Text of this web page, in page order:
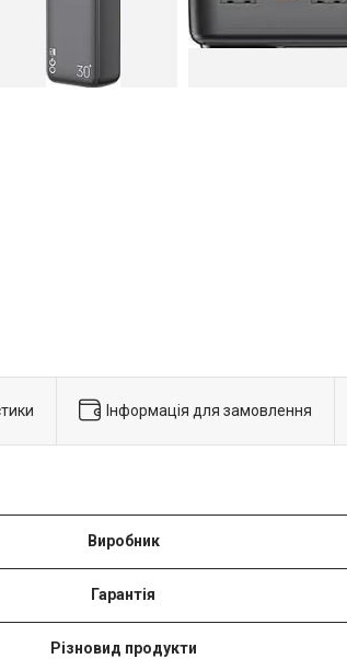
Інформація для замовлення
Виробник
Гарантія
Різновид продукти